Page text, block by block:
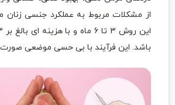
از مشکلات مربوط به عملکرد جنسی زنان
باشد. این فرآیند با بی حسی موضعی